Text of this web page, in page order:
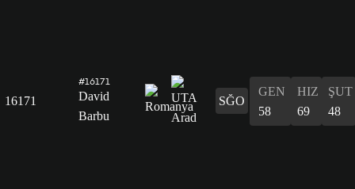
16171
#16171
David
Barbu
SĞO
GEN
58
HIZ
69
ŞUT
48